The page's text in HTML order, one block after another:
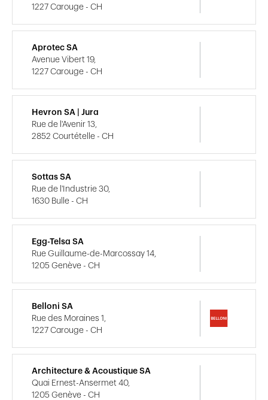
1227 Carouge - CH
Aprotec SA
Avenue Vibert 19,
1227 Carouge - CH
Hevron SA | Jura
Rue de l'Avenir 13,
2852 Courtételle - CH
Sottas SA
Rue de l'Industrie 30,
1630 Bulle - CH
Egg-Telsa SA
Rue Guillaume-de-Marcossay 14,
1205 Genève - CH
Belloni SA
Rue des Moraines 1,
1227 Carouge - CH
Architecture & Acoustique SA
Quai Ernest-Ansermet 40,
1205 Genève - CH